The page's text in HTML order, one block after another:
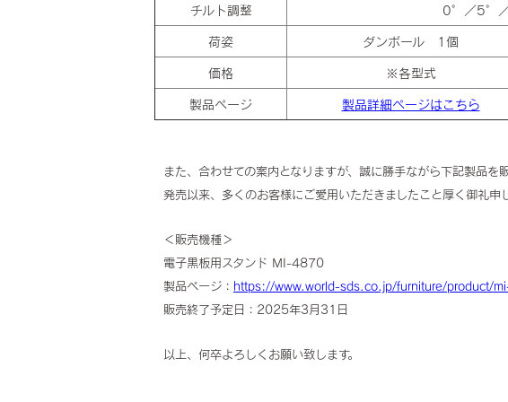
チルト調整 0°／5°
荷姿 ダンボール 1個
価格 ※各型式
製品ページ 製品詳細ページはこちら
また、合わせての案内となりますが、誠に勝手ながら下記製品を
発売以来、多くのお客様にご愛用いただきましたこと厚く御礼申
＜販売機種＞
電子黒板用スタンド MI-4870
製品ページ： https://www.world-sds.co.jp/furniture/product/
販売終了予定日：2025年3月31日
以上、何卒よろしくお願い致します。